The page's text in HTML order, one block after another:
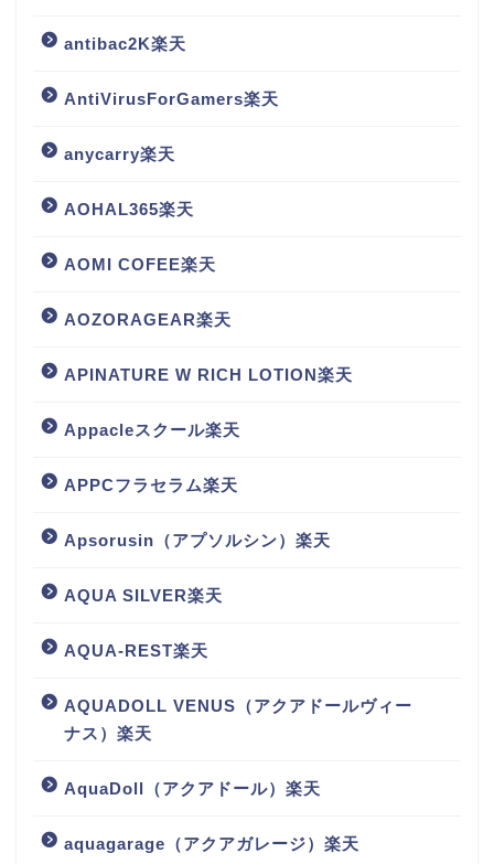
antibac2K楽天
AntiVirusForGamers楽天
anycarry楽天
AOHAL365楽天
AOMI COFEE楽天
AOZORAGEAR楽天
APINATURE W RICH LOTION楽天
Appacleスクール楽天
APPCフラセラム楽天
Apsorusin（アプソルシン）楽天
AQUA SILVER楽天
AQUA-REST楽天
AQUADOLL VENUS（アクアドールヴィー
ナス）楽天
AquaDoll（アクアドール）楽天
aquagarage（アクアガレージ）楽天